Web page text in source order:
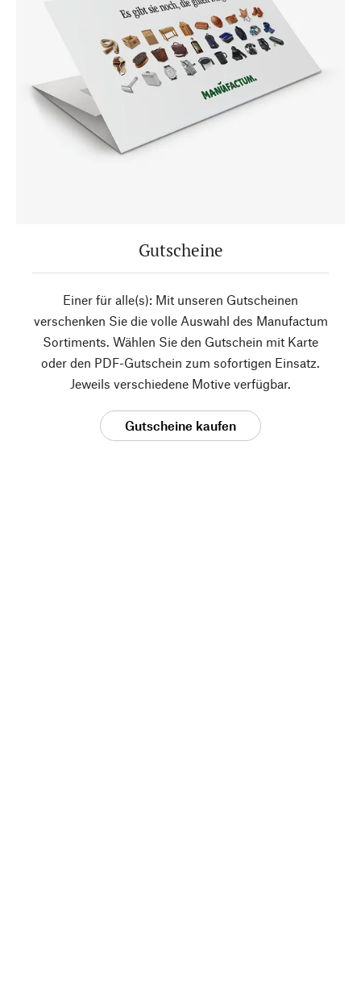
Gutscheine
Einer für alle(s): Mit unseren Gutscheinen
verschenken Sie die volle Auswahl des Manufactum
Sortiments. Wählen Sie den Gutschein mit Karte
oder den PDF-Gutschein zum sofortigen Einsatz.
Jeweils verschiedene Motive verfügbar.
Gutscheine kaufen